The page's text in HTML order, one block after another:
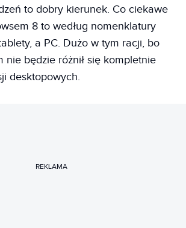
to dobry kierunek. Co ciekawe
8 to według nomenklatury
a PC. Dużo w tym racji, bo
nie będzie różnił się kompletnie
desktopowych.
REKLAMA